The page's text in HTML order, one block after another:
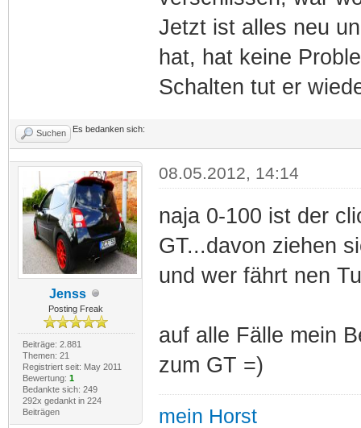
Jetzt ist alles neu
hat, hat keine
Schalten tut er
Suchen Es bedanken sich:
Jenss
Posting Freak
Beiträge: 2.881
Themen: 21
Registriert seit: May 2011
Bewertung: 1
Bedankte sich: 249
292x gedankt in 224
Beiträgen
08.05.2012, 14:14
naja 0-100 ist der
GT...davon ziehen
und wer fährt nen
auf alle Fälle mein
zum GT =)
mein Horst